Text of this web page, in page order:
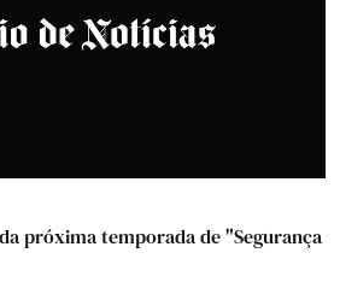
próxima temporada de "Segurança